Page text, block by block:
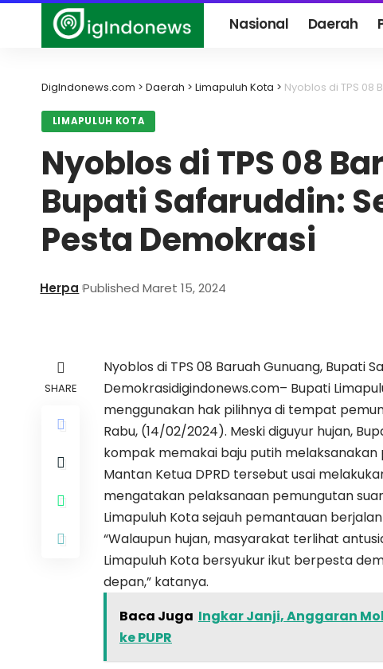
Nasional Daerah
DigIndonews.com > Daerah > Limapuluh Kota > Nyoblos di TPS 08
LIMAPULUH KOTA
Nyoblos di TPS 08
Bupati Safaruddin:
Pesta Demokrasi
Herpa Published Maret 15, 2024
SHARE
Nyoblos di TPS 08 Baruah Gunuang, Bupati
Demokrasidigindonews.com– Bupati
menggunakan hak pilihnya di tempat
Rabu, (14/02/2024). Meski diguyur hujan,
kompak memakai baju putih melaksanakan
Mantan Ketua DPRD tersebut usai
mengatakan pelaksanaan pemungutan
Limapuluh Kota sejauh pemantauan
“Walaupun hujan, masyarakat terlihat
Limapuluh Kota bersyukur ikut berpesta
depan,” katanya.
Baca Juga Ingkar Janji, Anggaran
ke PUPR